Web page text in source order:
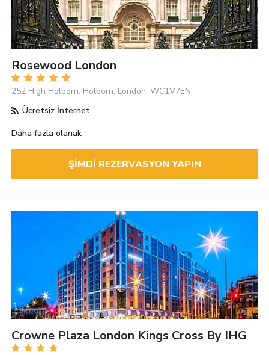
Rosewood London
252 High Holborn. Holborn, London, WC1V7EN
Ücretsiz İnternet
Daha fazla olanak
ŞIMDI REZERVASYON YAPIN
Crowne Plaza London Kings Cross By IHG